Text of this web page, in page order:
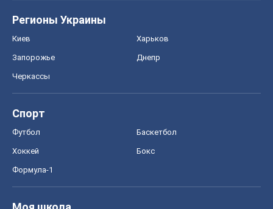
Регионы Украины
Киев Харьков
Запорожье Днепр
Черкассы
Спорт
Футбол Баскетбол
Хоккей Бокс
Формула-1